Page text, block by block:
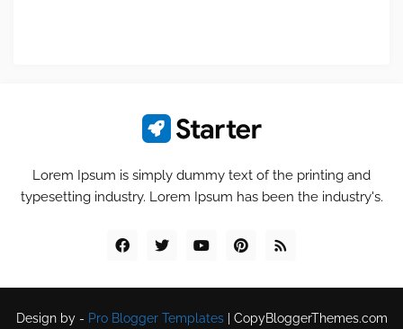
Lorem Ipsum is simply dummy text of the printing and
typesetting industry. Lorem Ipsum has been the industry's.
Design by - Pro Blogger Templates| CopyBloggerThemes.com